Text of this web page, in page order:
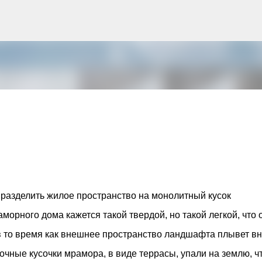
и современной биомимикрии
на территории бывшей пехотной школы
интеграции современной архитектуры в
«Théia» (75 квартир, из которых 17 — социального
& Sens» (38 квартир, включая 11 доступных, площадь 2 845
с учетом строгих норм пожарной безопасности,
Успех проекта был подтвержден победой
жилое пространство на монолитный кусок
дома кажется такой твердой, но такой легкой, что
то время как внешнее пространство ландшафта плывет
кусочки мрамора, в виде террасы, упали на землю,